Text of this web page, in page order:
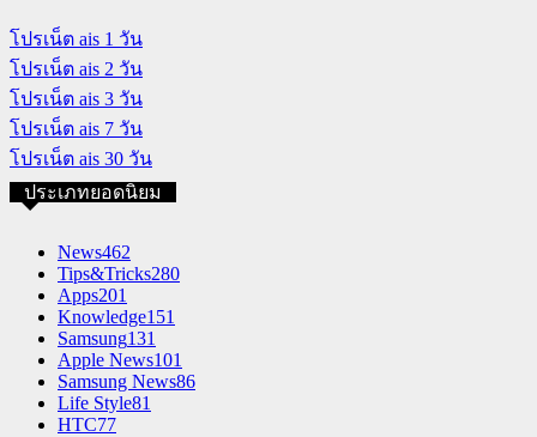
โปรเน็ต ais 1 วัน
โปรเน็ต ais 2 วัน
โปรเน็ต ais 3 วัน
โปรเน็ต ais 7 วัน
โปรเน็ต ais 30 วัน
ประเภทยอดนิยม
News462
Tips&Tricks280
Apps201
Knowledge151
Samsung131
Apple News101
Samsung News86
Life Style81
HTC77